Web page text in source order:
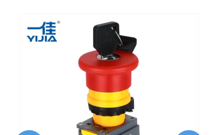
Plastové tlačítko nouzového zastavení s